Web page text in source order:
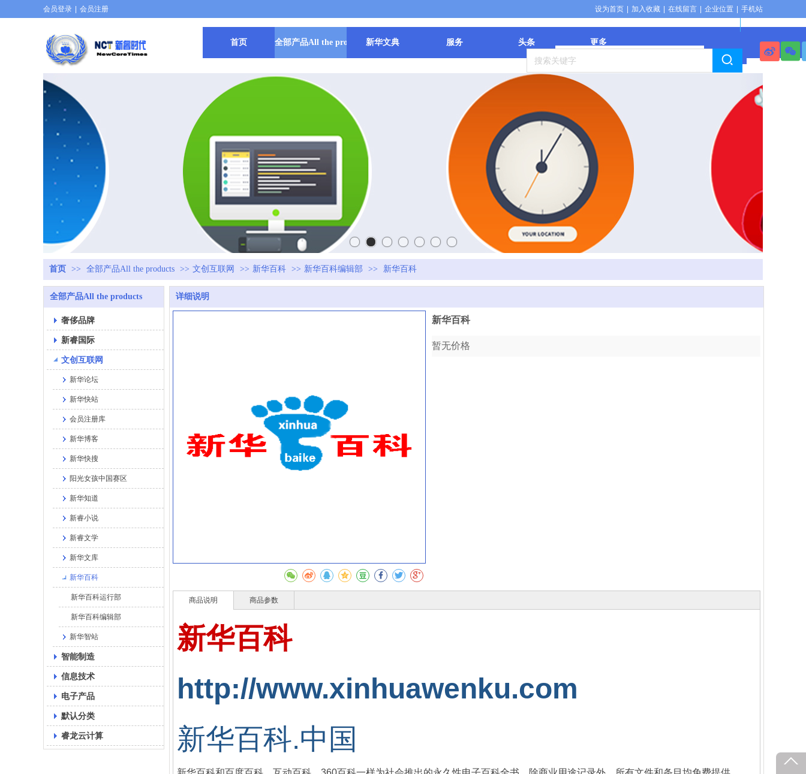
搜索
首页 全部产品All the products新华文典 服务 头条 更多
会员登录 会员注册 设为首页 加入收藏 在线留言 企业位置 手机站
首页 >> 全部产品All the products >> 文创互联网 >> 新华百科 >> 新华百科编辑部 >> 新华百科
全部产品All the products
奢侈品牌
新睿国际
文创互联网
新华论坛
新华快站
会员注册库
新华博客
新华快搜
阳光女孩中国赛区
新华知道
新睿小说
新睿文学
新华文库
新华百科
新华百科运行部
新华百科编辑部
新华智站
智能制造
信息技术
电子产品
默认分类
睿龙云计算
详细说明
新华百科
暂无价格
商品说明 商品参数
新华百科
http://www.xinhuawenku.com
新华百科.中国